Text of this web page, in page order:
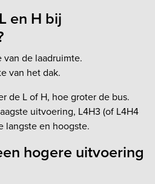
en H bij
van de laadruimte.
van het dak.
de L of H, hoe groter de bus.
uitvoering, L4H3 (of L4H4
langste en hoogste.
hogere uitvoering